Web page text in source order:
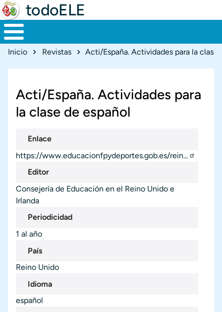
todoELE
Ruta de navegación
Inicio Revistas Acti/España. Actividades para la clase
Acti/España. Actividades para
la clase de español
Enlace
https://www.educacionfpydeportes.gob.es/rein…
Editor
Consejería de Educación en el Reino Unido e
Irlanda
Periodicidad
1 al año
País
Reino Unido
Idioma
español